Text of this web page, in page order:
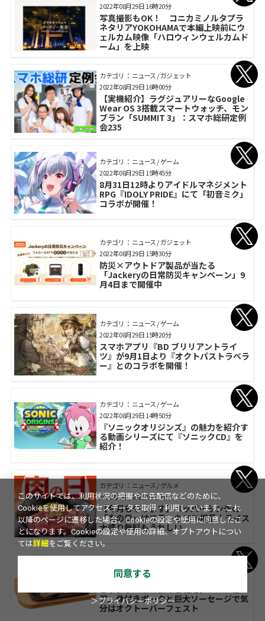
写真撮影もOK！ コニカミノルタプラ
ネタリアYOKOHAMAで本編上映前にウ
ェルカム映像「ハロウィンウェルカムド
ーム」を上映
2022年08月29日 16時20分
カテゴリ： ニュース / ガジェット
【実機紹介】ラグジュアリーなGoogle
Wear OS 3搭載スマートウォッチ、モン
ブラン「SUMMIT 3」：スマホ総研定例
会235
2022年08月29日 16時00分
カテゴリ： ニュース / ゲーム
8月31日12時よりアイドルマネジメント
RPG『IDOLY PRIDE』にて「初音ミク」
コラボが開催！
2022年08月29日 15時45分
カテゴリ： ニュース / ガジェット
防災×アウトドア製品が当たる
「Jackeryの日常防災キャンペーン」9
月4日まで開催中
2022年08月29日 15時30分
カテゴリ： ニュース / ゲーム
スマホアプリ『BD ブリリアントライ
ツ』が9月1日より『オクトパストラベラ
ー』とのコラボを開催！
2022年08月29日 15時20分
カテゴリ： ニュース / ゲーム
『ソニックオリジンズ』の魅力を紹介す
る動画シリーズにて『ソニックCD』を
紹介！
2022年08月29日 14時50分
カテゴリ： ニュース / グルメ
【今月もやります】ペッパーランチの
「肉の日」はステーキ29％増量！ライス
大盛り無料もうれしい
2022年08月29日 14時45分
ア」骨付きポークと巨大ソーセージで気
分はオクトーバーフェスト
2022年08月29日 14時30分
このサイトでは、利用状況の把握や広告配信などのために、
Cookieを使用してアクセスデータを取得・利用しています。これ
以降のページに遷移した場合、Cookieの設定や使用に同意したこ
とになります。Cookieの設定や使用の詳細、オプトアウトについ
ては詳細 をご覧ください。
同意する
＞プライバシーポリシー